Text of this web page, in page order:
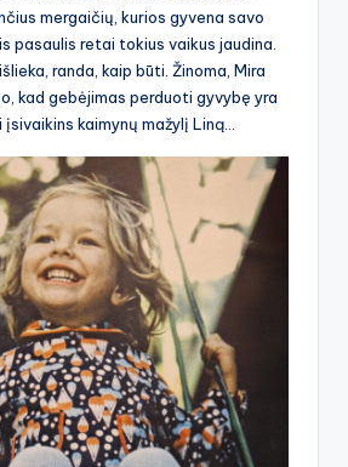
mergaičių, kurios gyvena savo
pasaulis retai tokius vaikus jaudina.
randa, kaip būti. Žinoma, Mira
kad gebėjimas perduoti gyvybę yra
kaimynų mažylį Liną…